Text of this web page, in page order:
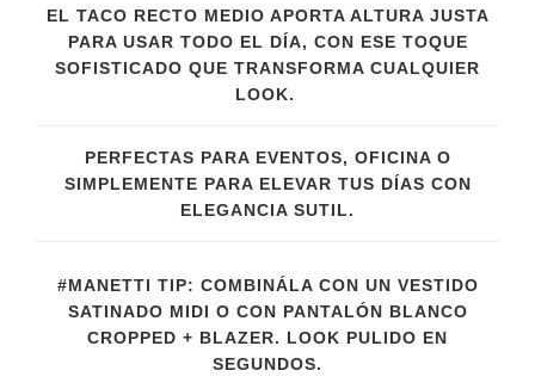
EL TACO RECTO MEDIO APORTA ALTURA JUSTA
PARA USAR TODO EL DÍA, CON ESE TOQUE
SOFISTICADO QUE TRANSFORMA CUALQUIER
LOOK.
PERFECTAS PARA EVENTOS, OFICINA O
SIMPLEMENTE PARA ELEVAR TUS DÍAS CON
ELEGANCIA SUTIL.
#MANETTI TIP: COMBINÁLA CON UN VESTIDO
SATINADO MIDI O CON PANTALÓN BLANCO
CROPPED + BLAZER. LOOK PULIDO EN
SEGUNDOS.